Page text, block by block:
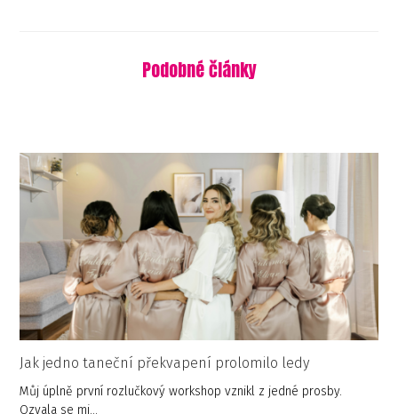
Podobné články
Jak jedno taneční překvapení prolomilo ledy
Můj úplně první rozlučkový workshop vznikl z jedné prosby.
Ozvala se mi…